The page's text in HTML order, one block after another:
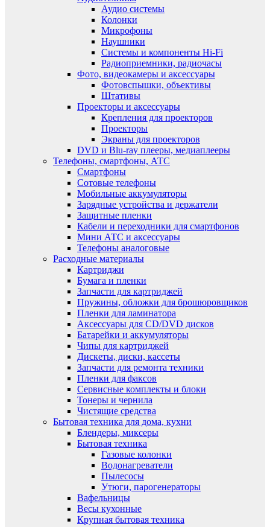
Аудио системы
Колонки
Микрофоны
Наушники
Системы и компоненты Hi-Fi
Радиоприемники, радиочасы
Фото, видеокамеры и аксессуары
Фотовспышки, объективы
Штативы
Проекторы и аксессуары
Крепления для проекторов
Проекторы
Экраны для проекторов
DVD и Blu-ray плееры, медиаплееры
Телефоны, смартфоны, АТС
Смартфоны
Сотовые телефоны
Мобильные аккумуляторы
Зарядные устройства и держатели
Защитные пленки
Кабели и переходники для смартфонов
Мини АТС и аксессуары
Телефоны аналоговые
Расходные материалы
Картриджи
Бумага и пленки
Запчасти для картриджей
Пружины, обложки для брошюровщиков
Пленки для ламинатора
Аксессуары для CD/DVD дисков
Батарейки и аккумуляторы
Чипы для картриджей
Дискеты, диски, кассеты
Запчасти для ремонта техники
Пленки для факсов
Сервисные комплекты и блоки
Тонеры и чернила
Чистящие средства
Бытовая техника для дома, кухни
Блендеры, миксеры
Бытовая техника
Газовые колонки
Водонагреватели
Пылесосы
Утюги, парогенераторы
Вафельницы
Весы кухонные
Крупная бытовая техника